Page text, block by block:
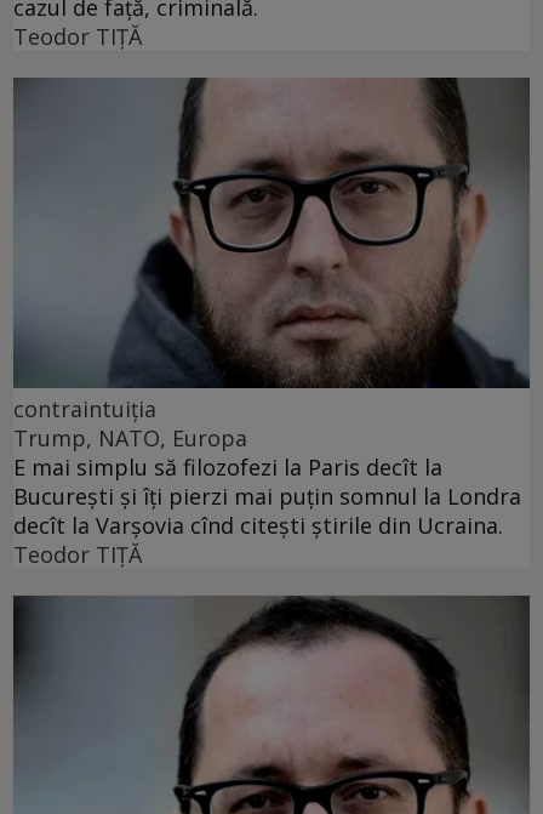
cazul de față, criminală.
Teodor TIŢĂ
contraintuiţia
Trump, NATO, Europa
E mai simplu să filozofezi la Paris decît la
București și îți pierzi mai puțin somnul la Londra
decît la Varșovia cînd citești știrile din Ucraina.
Teodor TIŢĂ